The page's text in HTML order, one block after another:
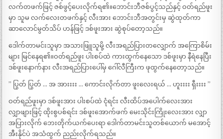
လက်တဖက်ဖြင့် ဇစ်ဖွင့်ပေးလိုက်ရ၏။ဘောင်းဘီဇစ်ပွင့်သည်နှင့် ဝတ်ရည်ဖူး
မှာ သူမ လက်လေးတဖက်နှင့် လီးအား ဘောင်းဘီအတွင်းမှ ဆွဲထုတ်ကာ
ဆာလောင်မွတ်သိပ် ဟန်ဖြင့် ဒစ်ဖူးအား ဆွဲစုပ်တော့သည်။
ဒေါက်တာမင်းသူမှာ အသားဖြူသူမို့ လီးအရည်ပြားတလျှောက် အကြောစိမ်း
များ မြင်နေရ၏။ဝတ်ရည်ဖူး ပါးစပ်ထဲ ကားထွက်နေသော ဒစ်ဖူးမှာ နီရဲနေပြီး
ဒစ်ဖူးနောက်နား လီးအရည်ပြားပေါ်မှ ဂေါ်လီကြီးက ဖုထွက်နေတော့သည်။
” ပြွတ် ပြွတ် … အ အားးးး … ကောင်းလိုက်တာ ဖူးလေးရယ် … ဟူးးးး ရှီးးးး ”
ဝတ်ရည်ဖူးမှာ ဒစ်ဖူးအား ပါးစပ်ထဲ ငုံရင်း လီးထိပ်အပေါက်လေးအား
လျှာဖျားဖြင့် ထိုးစွပစ်ရင်း ဒစ်ဖူးအောက်ဖက် မေးသိုင်းကြိုးလေးအား လျှာ
အပြားလိုက် ဘေးတိုက်ယက်ပေးရာ ဒေါက်တာမင်းသူတစ်ယောက် မအောင့်
အီးနိုင်ပဲ အသံထွက် ညည်းလိုက်ရသည်။